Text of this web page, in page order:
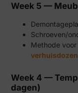
Week 5 —
Schroeven/
Methode
Week 4 —
dagen)